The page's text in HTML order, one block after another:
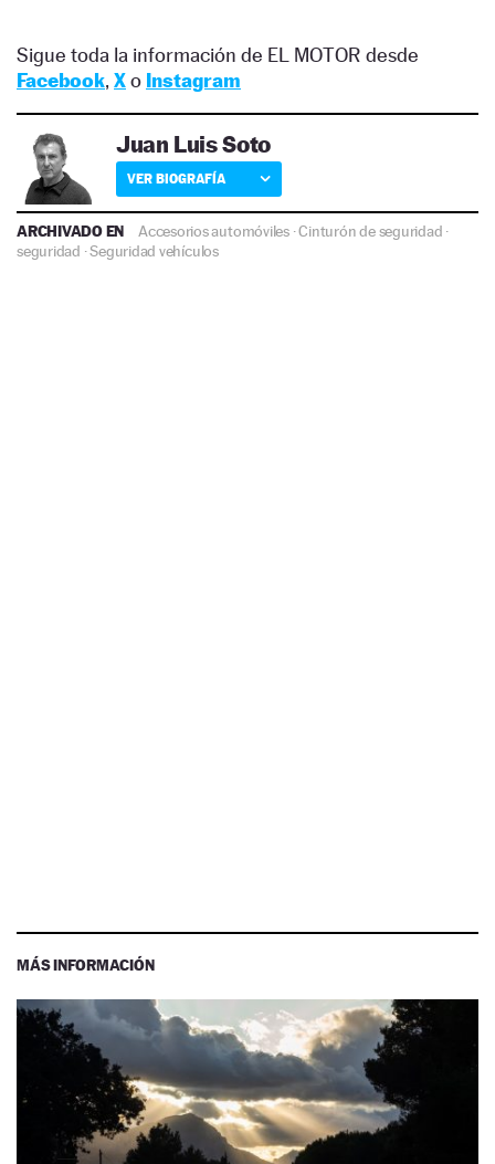
Sigue toda la información de EL MOTOR desde
Facebook, Xo Instagram
Juan Luis Soto
VER BIOGRAFÍA
ARCHIVADO EN Accesorios automóviles·Cinturón de seguridad ·
seguridad ·Seguridad vehículos
MÁS INFORMACIÓN